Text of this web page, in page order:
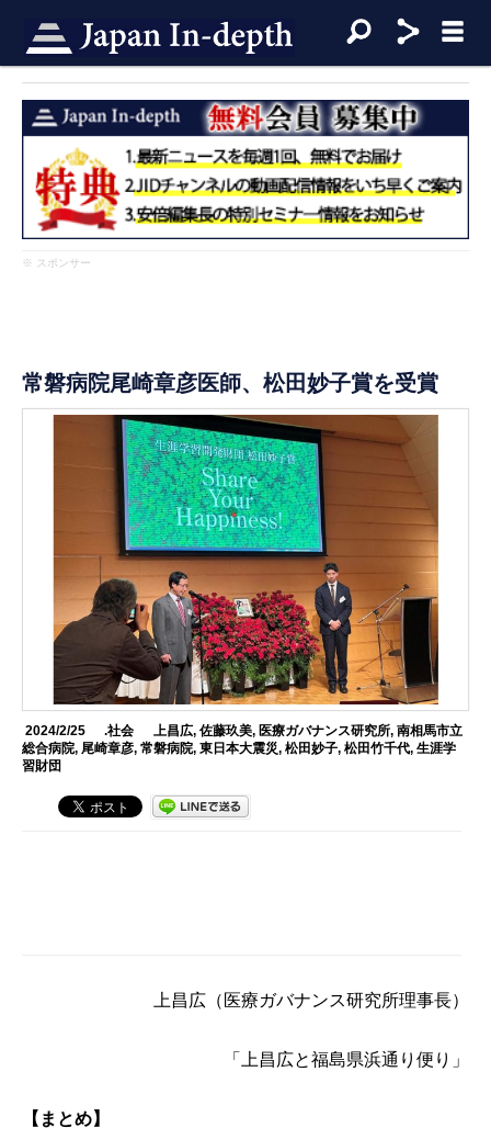
※ スポンサー
常磐病院尾崎章彦医師、松田妙子賞を受賞
2024/2/25 .社会 上昌広, 佐藤玖美, 医療ガバナンス研究所, 南相馬市立
総合病院, 尾崎章彦,常磐病院,東日本大震災,松田妙子,松田竹千代,生涯学
習財団
上昌広（医療ガバナンス研究所理事長）
「上昌広と福島県浜通り便り」
【まとめ】